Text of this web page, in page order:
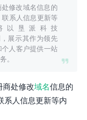

修改域名信息的
系人信息更新等
以垦派科技
，展示其作为领先
人客户提供一站
。
商处修改域名信息的
系人信息更新等内